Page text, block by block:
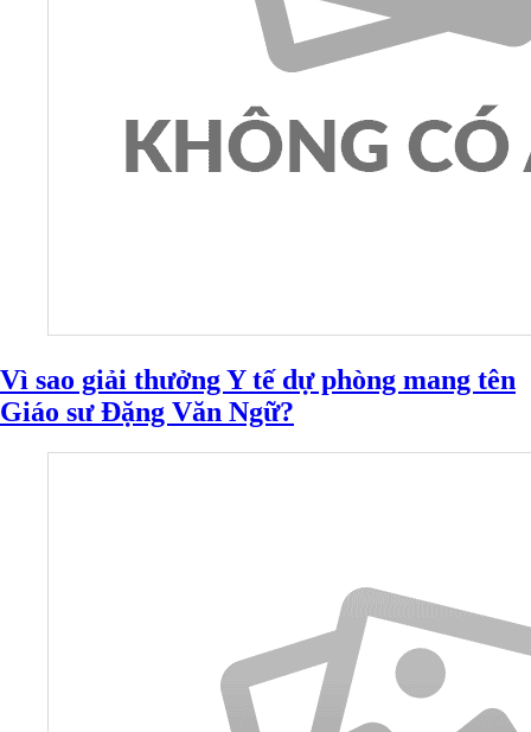
Vì sao giải thưởng Y tế dự phòng mang tên
Giáo sư Ðặng Văn Ngữ?